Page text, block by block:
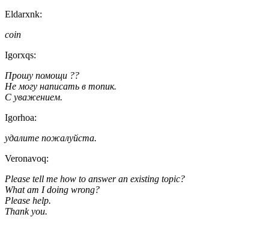
Eldarxnk:
coin
Igorxqs:
Прошу помощи ??
Не могу написать в топик.
С уважением.
Igorhoa:
удалите пожалуйста.
Veronavoq:
Please tell me how to answer an existing topic?
What am I doing wrong?
Please help.
Thank you.